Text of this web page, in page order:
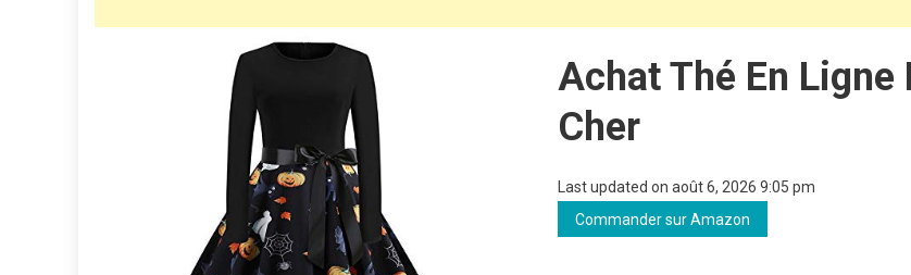
Achat Thé En Ligne
Cher
Last updated on août 6, 2026 9:05 pm
Commander sur Amazon